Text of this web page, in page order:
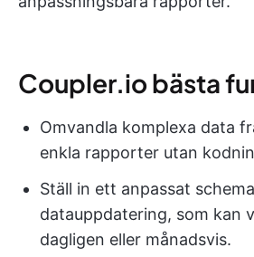
Coupler.io bästa
Omvandla komplexa data
enkla rapporter utan
Ställ in ett anpassat
datauppdatering, som kan
dagligen eller månadsvis.